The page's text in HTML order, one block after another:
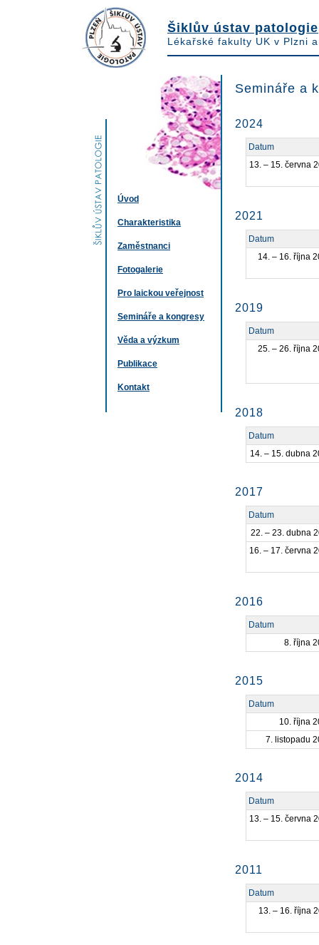
Šiklův ústav patologie
Lékařské fakulty UK v Plzni
Semináře a
2024
Datum
13. – 15. června
2021
Datum
14. – 16. října
2019
Datum
25. – 26. října
2018
Datum
14. – 15. dubna
2017
Datum
22. – 23. dubna
16. – 17. června
2016
Datum
8. října
2015
Datum
10. října
7. listopadu
2014
Datum
13. – 15. června
2011
Datum
13. – 16. října
Úvod
Charakteristika
Zaměstnanci
Fotogalerie
Pro laickou veřejnost
Semináře a kongresy
Věda a výzkum
Publikace
Kontakt